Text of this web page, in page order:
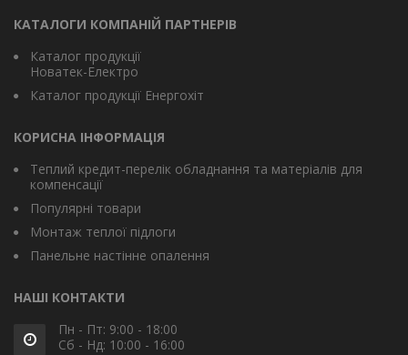
КАТАЛОГИ КОМПАНІЙ ПАРТНЕРІВ
Каталог продукції
Новатек-Електро
Каталог продукції Енергохіт
КОРИСНА ІНФОРМАЦІЯ
Теплий кредит-перелік обладнання та матеріалів для
компенсації
Популярні товари
Монтаж теплої підлоги
Панельне настінне опалення
НАШІ КОНТАКТИ
Пн - Пт: 9:00 - 18:00
Сб - Нд: 10:00 - 16:00